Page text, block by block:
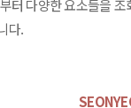
터 다양한 요소들을 조
다.